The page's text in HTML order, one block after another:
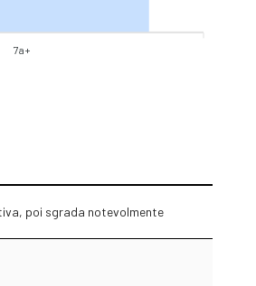
7a+
poi sgrada notevolmente